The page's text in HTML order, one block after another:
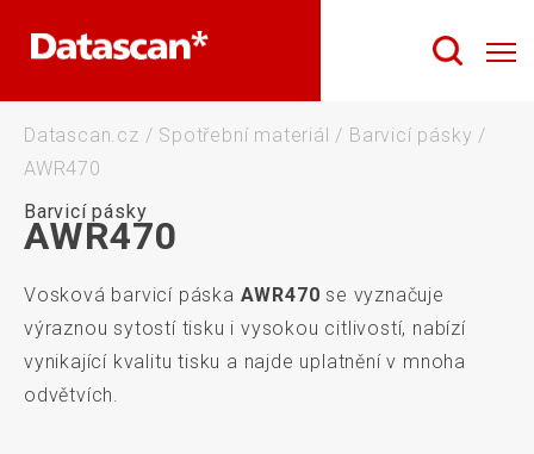
Datascan.cz / Spotřební materiál / Barvicí pásky /
AWR470
Barvicí pásky
AWR470
Vosková barvicí páska AWR470 se vyznačuje
výraznou sytostí tisku i vysokou citlivostí, nabízí
vynikající kvalitu tisku a najde uplatnění v mnoha
odvětvích.